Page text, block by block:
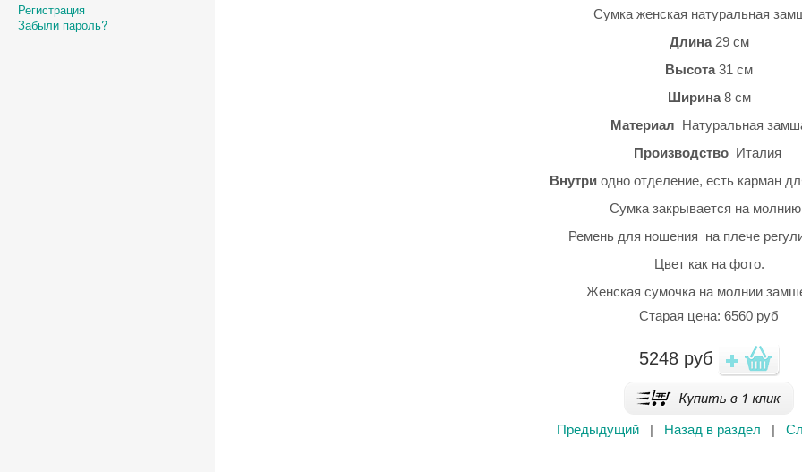
Регистрация
Забыли пароль?
Сумка женская натуральная
Длина29 см
Высота31 см
Ширина8 см
Материал Натуральная
ПроизводствоИталия
Внутри одно отделение, есть карман
Сумка закрывается на
Ремень для ношения на плече
Цвет как на фото.
Женская сумочка на молнии
Старая цена: 6560 руб
5248руб
Предыдущий | Назад в раздел |